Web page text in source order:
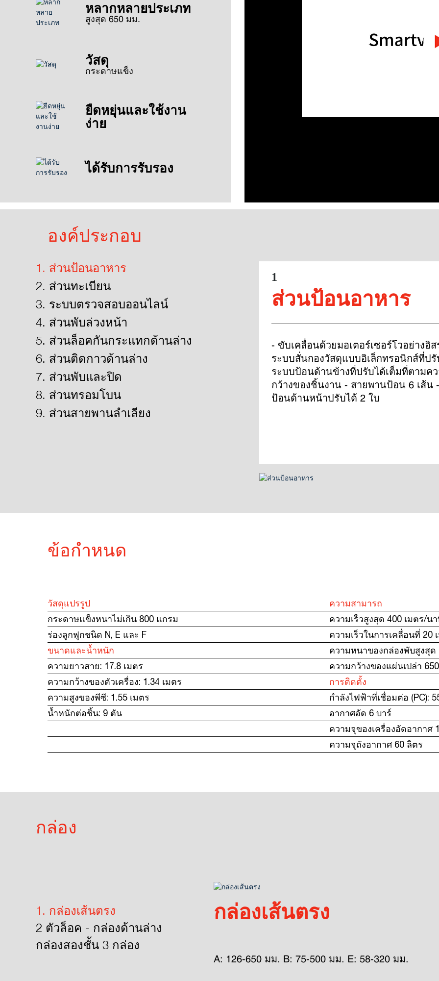
หลากหลายประเภท
สูงสุด 650 มม.
วัสดุ
กระดาษแข็ง
ยืดหยุ่นและใช้งาน
ง่าย
ได้รับการรับรอง
องค์ประกอบ
1. ส่วนป้อนอาหาร
2. ส่วนทะเบียน
3. ระบบตรวจสอบออนไลน์
4. ส่วนพับล่วงหน้า
5. ส่วนล็อคกันกระแทกด้านล่าง
6. ส่วนติดกาวด้านล่าง
7. ส่วนพับและปิด
8. ส่วนทรอมโบน
9. ส่วนสายพานลำเลียง
1
ส่วนป้อนอาหาร
- ขับเคลื่อนด้วยมอเตอร์เซอร์โวอย่างอิ
ระบบสั่นกองวัสดุแบบอิเล็กทรอนิกส์ที่ป
ระบบป้อนด้านข้างที่ปรับได้เต็มที่ตามค
กว้างของชิ้นงาน - สายพานป้อน 6 เส้น
ป้อนด้านหน้าปรับได้ 2 ใบ
ข้อกำหนด
วัสดุแปรรูป
กระดาษแข็งหนาไม่เกิน 800 แกรม
ร่องลูกฟูกชนิด N, E และ F
ขนาดและน้ำหนัก
ความยาวสาย: 17.8 เมตร
ความกว้างของตัวเครื่อง: 1.34 เมตร
ความสูงของพีซี: 1.55 เมตร
น้ำหนักต่อชิ้น: 9 ตัน
ความสามารถ
ความเร็วสูงสุด 400 เมตร/น
ความเร็วในการเคลื่อนที่ 20
ความหนาของกล่องพับสูงสุด
ความกว้างของแผ่นเปล่า
การติดตั้ง
กำลังไฟฟ้าที่เชื่อมต่อ (PC):
อากาศอัด 6 บาร์
ความจุของเครื่องอัดอากาศ
ความจุถังอากาศ 60 ลิตร
กล่อง
1. กล่องเส้นตรง
2 ตัวล็อค - กล่องด้านล่าง
กล่องสองชั้น 3 กล่อง
กล่องเส้นตรง
A: 126-650 มม. B: 75-500 มม. E: 58-320 มม.